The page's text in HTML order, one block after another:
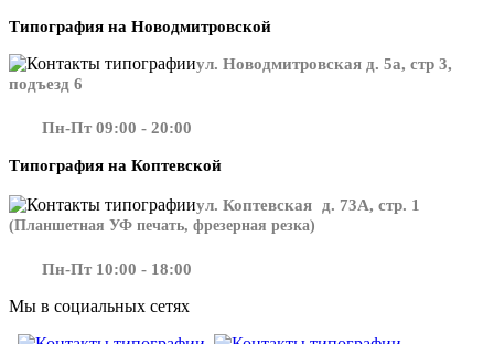
Типография на Новодмитровской
ул. Новодмитровская д. 5а, стр 3,
подъезд 6
Пн-Пт 09:00 - 20:00
Типография на Коптевской
ул. Коптевская д. 73А, стр. 1
(Планшетная УФ печать, фрезерная резка)
Пн-Пт 10:00 - 18:00
Мы в социальных сетях